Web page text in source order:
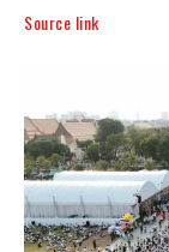
Source link